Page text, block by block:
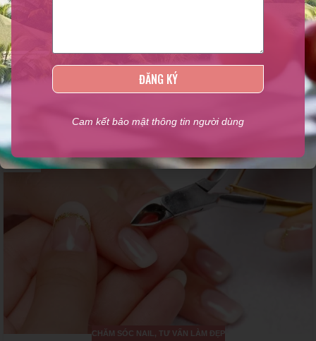
Newer
Related Posts
TH6
CHĂM SÓC NAIL , TƯ VẤN LÀM ĐẸP
ĐĂNG KÝ
Cam kết bảo mật thông tin người dùng